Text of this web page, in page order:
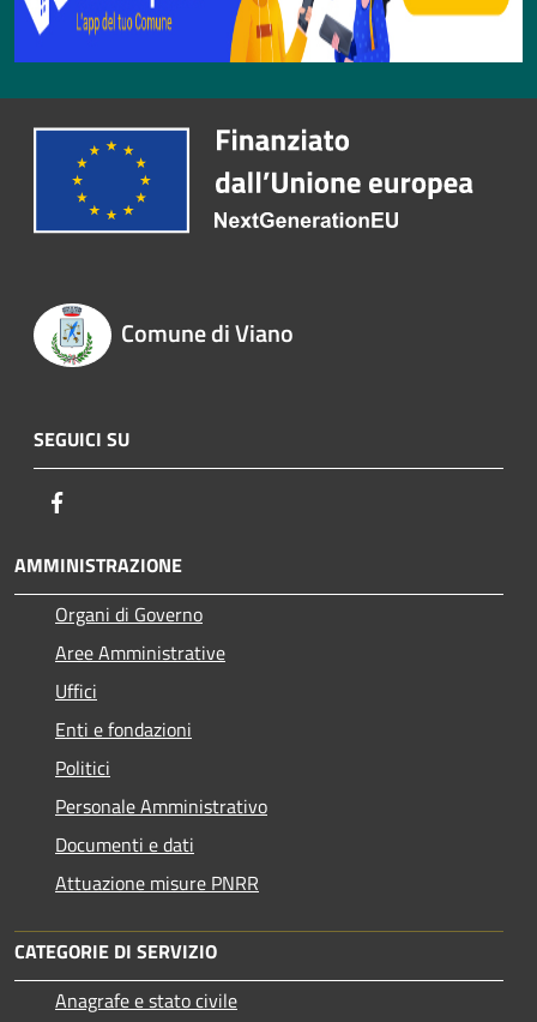
Comune di Viano
SEGUICI SU
AMMINISTRAZIONE
Organi di Governo
Aree Amministrative
Uffici
Enti e fondazioni
Politici
Personale Amministrativo
Documenti e dati
Attuazione misure PNRR
CATEGORIE DI SERVIZIO
Anagrafe e stato civile